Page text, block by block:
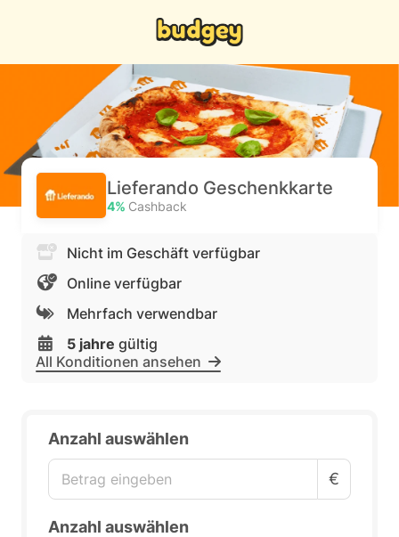
Lieferando Geschenkkarte
4% Cashback
Nicht im Geschäft verfügbar
Online verfügbar
Mehrfach verwendbar
5 jahre gültig
All Konditionen ansehen
Anzahl auswählen
€
Anzahl auswählen